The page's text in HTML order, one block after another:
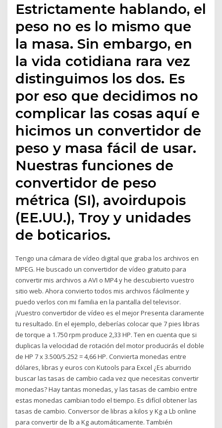
Estrictamente hablando, el
peso no es lo mismo que
la masa. Sin embargo, en
la vida cotidiana rara vez
distinguimos los dos. Es
por eso que decidimos no
complicar las cosas aquí e
hicimos un convertidor de
peso y masa fácil de usar.
Nuestras funciones de
convertidor de peso
métrica (SI), avoirdupois
(EE.UU.), Troy y unidades
de boticarios.
Tengo una cámara de vídeo digital que graba los archivos en
MPEG. He buscado un convertidor de vídeo gratuito para
convertir mis archivos a AVI o MP4 y he descubierto vuestro
sitio web. Ahora convierto todos mis archivos fácilmente y
puedo verlos con mi familia en la pantalla del televisor.
¡Vuestro convertidor de vídeo es el mejor Presenta claramente
tu resultado. En el ejemplo, deberías colocar que 7 pies libras
de torque a 1.750 rpm produce 2,33 HP. Ten en cuenta que si
duplicas la velocidad de rotación del motor producirás el doble
de HP 7 x 3.500/5.252 = 4,66 HP. Convierta monedas entre
dólares, libras y euros con Kutools para Excel ¿Es aburrido
buscar las tasas de cambio cada vez que necesitas convertir
monedas? Hay tantas monedas, y las tasas de cambio entre
estas monedas cambian todo el tiempo. Es difícil obtener las
tasas de cambio. Conversor de libras a kilos y Kg a Lb online
para convertir de lb a Kg automáticamente. También